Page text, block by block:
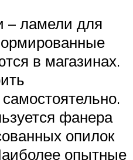
– ламели для
в магазинах.
фанера
опилок
опытные